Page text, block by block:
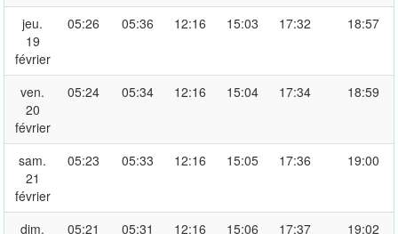
jeu.
19
février
05:26 05:36 12:16 15:03 17:32 18:57
ven.
20
février
05:24 05:34 12:16 15:04 17:34 18:59
sam.
21
février
05:23 05:33 12:16 15:05 17:36 19:00
dim.
05:21 05:31 12:16 15:06 17:37 19:02